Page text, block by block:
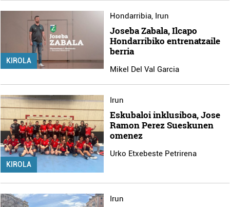
KIROLA
Hondarribia, Irun
Joseba Zabala, Ilcapo
Hondarribiko entrenatzaile
berria
Mikel Del Val Garcia
KIROLA
Irun
Eskubaloi inklusiboa, Jose
Ramon Perez Sueskunen
omenez
Urko Etxebeste Petrirena
Irun